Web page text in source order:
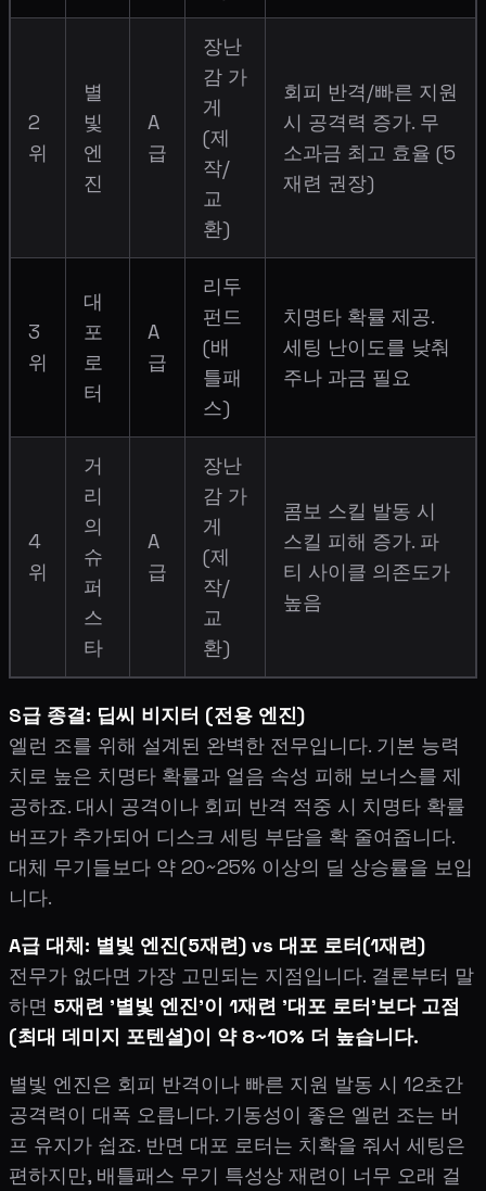
2
위
별
빛
엔
진
A
급
장난
감 가
게
(제
작/
교
환)
회피 반격/빠른 지원
시 공격력 증가. 무
소과금 최고 효율 (5
재련 권장)
3
위
대
포
로
터
A
급
리두
펀드
(배
틀패
스)
치명타 확률 제공.
세팅 난이도를 낮춰
주나 과금 필요
4
위
거
리
의
슈
퍼
스
타
A
급
장난
감 가
게
(제
작/
교
환)
콤보 스킬 발동 시
스킬 피해 증가. 파
티 사이클 의존도가
높음
S급 종결: 딥씨 비지터 (전용 엔진)
엘런 조를 위해 설계된 완벽한 전무입니다. 기본 능력
치로 높은 치명타 확률과 얼음 속성 피해 보너스를 제
공하죠. 대시 공격이나 회피 반격 적중 시 치명타 확률
버프가 추가되어 디스크 세팅 부담을 확 줄여줍니다.
대체 무기들보다 약 20~25% 이상의 딜 상승률을 보입
니다.
A급 대체: 별빛 엔진(5재련) vs 대포 로터(1재련)
전무가 없다면 가장 고민되는 지점입니다. 결론부터 말
하면 5재련 '별빛 엔진'이 1재련 '대포 로터'보다 고점
(최대 데미지 포텐셜)이 약 8~10% 더 높습니다.
별빛 엔진은 회피 반격이나 빠른 지원 발동 시 12초간
공격력이 대폭 오릅니다. 기동성이 좋은 엘런 조는 버
프 유지가 쉽죠. 반면 대포 로터는 치확을 줘서 세팅은
편하지만, 배틀패스 무기 특성상 재련이 너무 오래 걸